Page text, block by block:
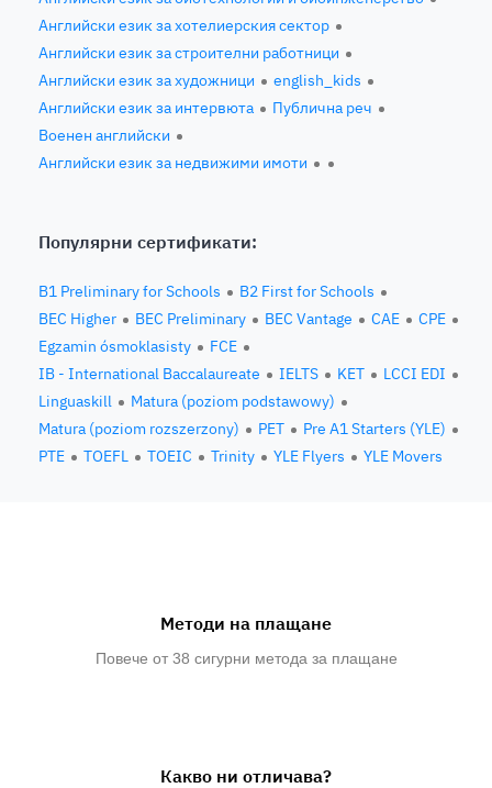
Английски език за хотелиерския сектор
Английски език за строителни работници
Английски език за художници
english_kids
Английски език за интервюта
Публична реч
Военен английски
Английски език за недвижими имоти
Популярни сертификати:
B1 Preliminary for Schools
B2 First for Schools
BEC Higher
BEC Preliminary BEC Vantage CAE
CPE
Egzamin ósmoklasisty
FCE
IB - International Baccalaureate
IELTS KET
LCCI EDI
Linguaskill
Matura (poziom podstawowy)
Matura (poziom rozszerzony)
PET
Pre A1 Starters (YLE)
PTE
TOEFL TOEIC Trinity YLE Flyers YLE Movers
Методи на плащане
Повече от 38 сигурни метода за плащане
Какво ни отличава?